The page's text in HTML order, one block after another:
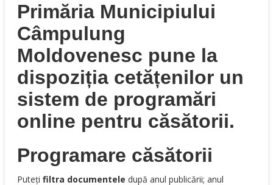
Primăria Municipiului
Câmpulung
Moldovenesc pune la
dispoziția cetățenilor un
sistem de programări
online pentru căsătorii.
Programare căsătorii
Puteți filtra documentele după anul publicării; anul